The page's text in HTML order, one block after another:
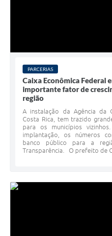
PARCERIAS
Caixa Econômica Federal
importante fator de
região
A instalação da Agência da
Costa Rica, tem trazido
para os municípios
implantação, os números
banco público para a
Transparência. O prefeito de